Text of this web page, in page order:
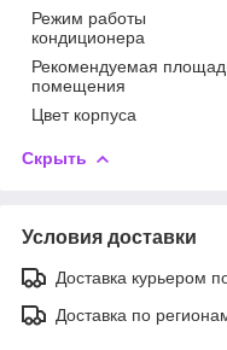
Режим работы
кондиционера
Рекомендуемая
помещения
Цвет корпуса
Скрыть
Условия доставки
Доставка курьером
Доставка по